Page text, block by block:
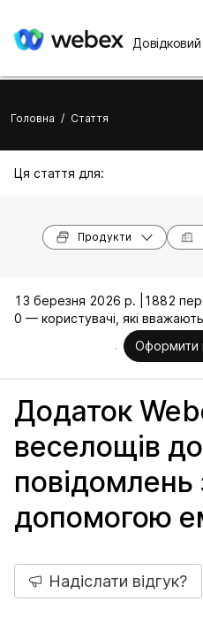
Головна / Стаття
Ця стаття для:
Продукти
13 березня 2026 р. |
1882
0 — користувачі, які
Оформити
Додаток
веселощів
повідомлень
допомогою
Надіслати відгук?